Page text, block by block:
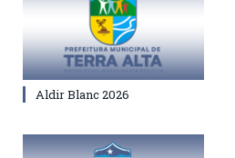
Aldir Blanc 2026